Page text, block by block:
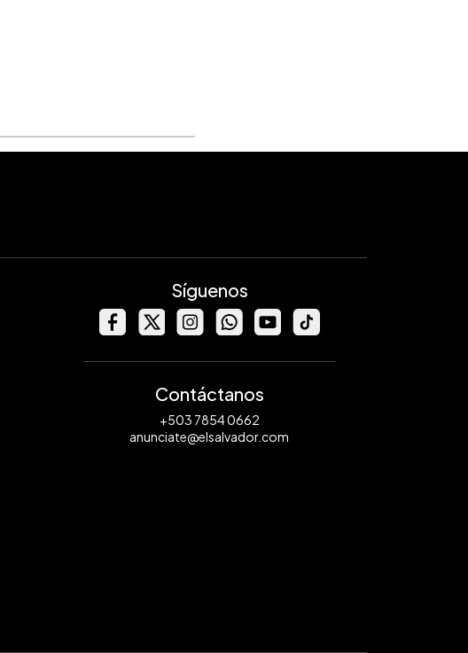
Síguenos
Contáctanos
+503 7854 0662
anunciate@elsalvador.com